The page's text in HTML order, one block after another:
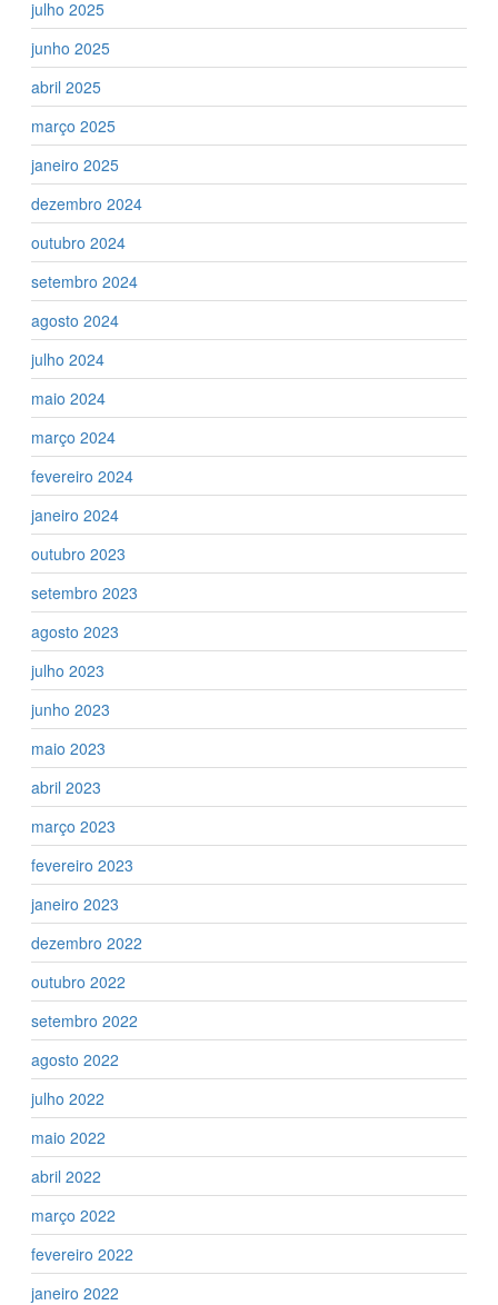
julho 2025
junho 2025
abril 2025
março 2025
janeiro 2025
dezembro 2024
outubro 2024
setembro 2024
agosto 2024
julho 2024
maio 2024
março 2024
fevereiro 2024
janeiro 2024
outubro 2023
setembro 2023
agosto 2023
julho 2023
junho 2023
maio 2023
abril 2023
março 2023
fevereiro 2023
janeiro 2023
dezembro 2022
outubro 2022
setembro 2022
agosto 2022
julho 2022
maio 2022
abril 2022
março 2022
fevereiro 2022
janeiro 2022